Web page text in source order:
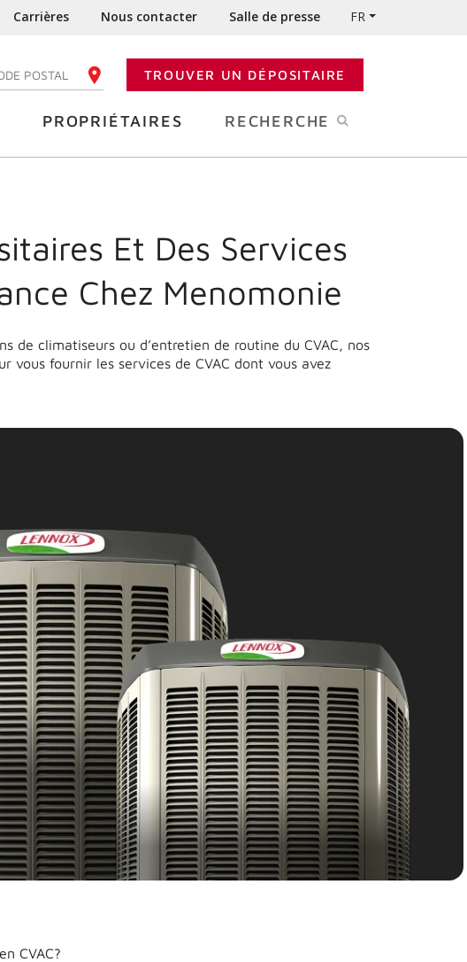
Carrières Nous contacter Salle de presse FR
VOTRE CODE POSTALTROUVER UN DÉPOSITAIRE
PROPRIÉTAIRES RECHERCHE
Et Des Services
Chez Menomonie
de climatiseurs ou d’entretien de routine du CVAC, nos
vous fournir les services de CVAC dont vous avez
CVAC?